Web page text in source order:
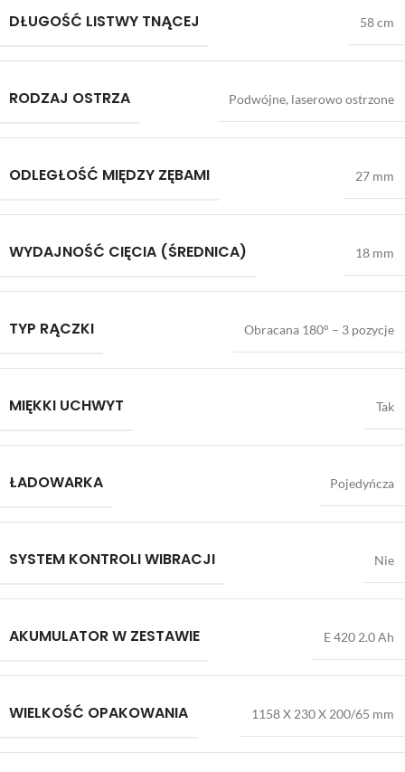
DŁUGOŚĆ LISTWY TNĄCEJ 58 cm
RODZAJ OSTRZA Podwójne, laserowo ostrzone
ODLEGŁOŚĆ MIĘDZY ZĘBAMI 27 mm
WYDAJNOŚĆ CIĘCIA (ŚREDNICA) 18 mm
TYP RĄCZKI Obracana 180° – 3 pozycje
MIĘKKI UCHWYT Tak
ŁADOWARKA Pojedyńcza
SYSTEM KONTROLI WIBRACJI Nie
AKUMULATOR W ZESTAWIE E 420 2.0 Ah
WIELKOŚĆ OPAKOWANIA 1158 X 230 X 200/65 mm